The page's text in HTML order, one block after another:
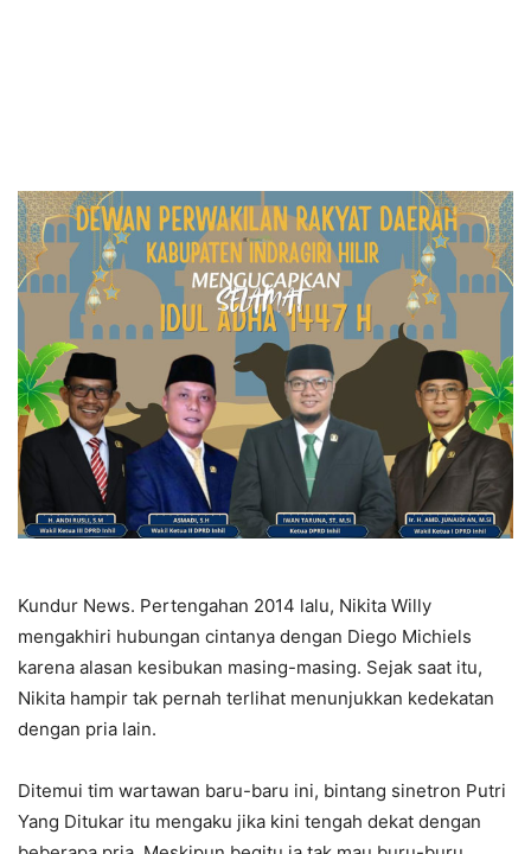
Kundur News. Pertengahan 2014 lalu, Nikita Willy
mengakhiri hubungan cintanya dengan Diego Michiels
karena alasan kesibukan masing-masing. Sejak saat itu,
Nikita hampir tak pernah terlihat menunjukkan kedekatan
dengan pria lain.
Ditemui tim wartawan baru-baru ini, bintang sinetron Putri
Yang Ditukar itu mengaku jika kini tengah dekat dengan